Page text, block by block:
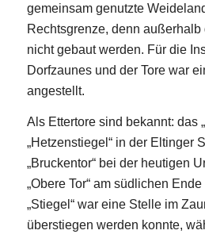
gemeinsam genutzte
Rechtsgrenze, denn
nicht gebaut werden. Für die
Dorfzaunes und der Tore war
angestellt.
Als Ettertore sind bekannt: das
„Hetzenstiegel“ in der Eltinger
„Bruckentor“ bei der heutigen
„Obere Tor“ am südlichen
„Stiegel“ war eine Stelle im
überstiegen werden konnte,